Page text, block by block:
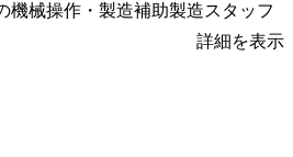
機械操作・製造補助製造スタッフ
詳細を表示